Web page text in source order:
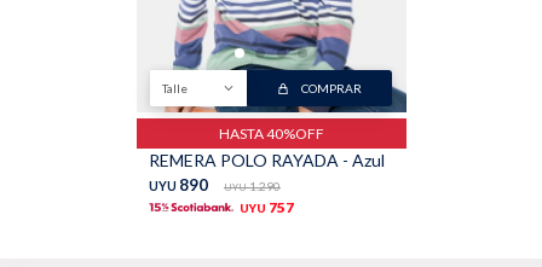
Talle COMPRAR
HASTA 40%OFF
REMERA POLO RAYADA - Azul
UYU 890 UYU 1.290
UYU 757